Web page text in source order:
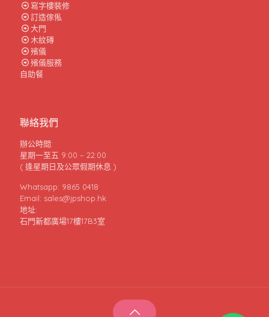
寫字樓裝修
訂造傢俬
大門
木紋磚
殯儀
殯儀服務
自助餐
聯絡我們
辦公時間:
星期一至五 9:00 – 22:00
( 逢星期日及公眾假期休息 )
Whatsapp: 9865 0418
Email: sales@jpshop.hk
地址:
石門新都廣場17樓17B3室